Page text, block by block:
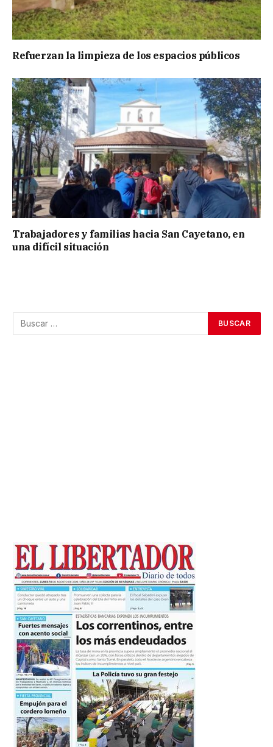
Refuerzan la limpieza de los espacios públicos
Trabajadores y familias hacia San Cayetano, en
una difícil situación